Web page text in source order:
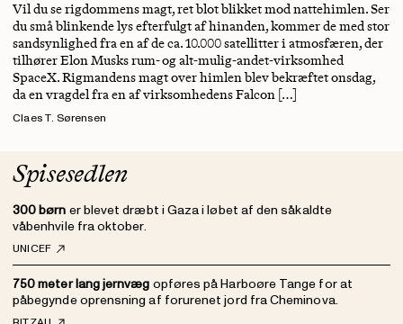
Vil du se rigdommens magt, ret blot blikket mod nattehimlen. Ser
du små blinkende lys efterfulgt af hinanden, kommer de med stor
sandsynlighed fra en af de ca. 10.000 satellitter i atmosfæren, der
tilhører Elon Musks rum- og alt-mulig-andet-virksomhed
SpaceX. Rigmandens magt over himlen blev bekræftet onsdag,
da en vragdel fra en af virksomhedens Falcon […]
Claes T. Sørensen
Spisesedlen
300 børn er blevet dræbt i Gaza i løbet af den såkaldte
våbenhvile fra oktober.
UNICEF
750 meter lang jernvæg opføres på Harboøre Tange for at
påbegynde oprensning af forurenet jord fra Cheminova.